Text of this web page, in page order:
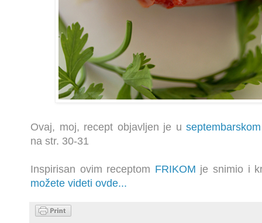
Ovaj, moj, recept objavljen je u
na str. 30-31
Inspirisan ovim receptom FRIKOM je snimio i
možete videti ovde...